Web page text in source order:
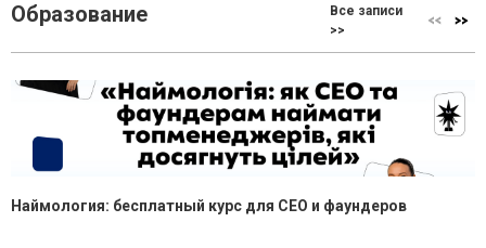
Образование
Все записи
>>
Наймология: бесплатный курс для CEO и фаундеров